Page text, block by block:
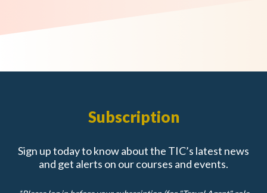
Subscription
Sign up today to know about the TIC’s latest news
and get alerts on our courses and events.